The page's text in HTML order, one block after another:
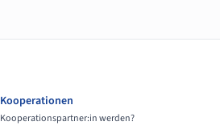
Kooperationen
Kooperationspartner:in werden?